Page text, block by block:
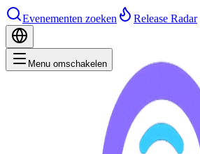
Evenementen zoeken Release Radar
Menu omschakelen